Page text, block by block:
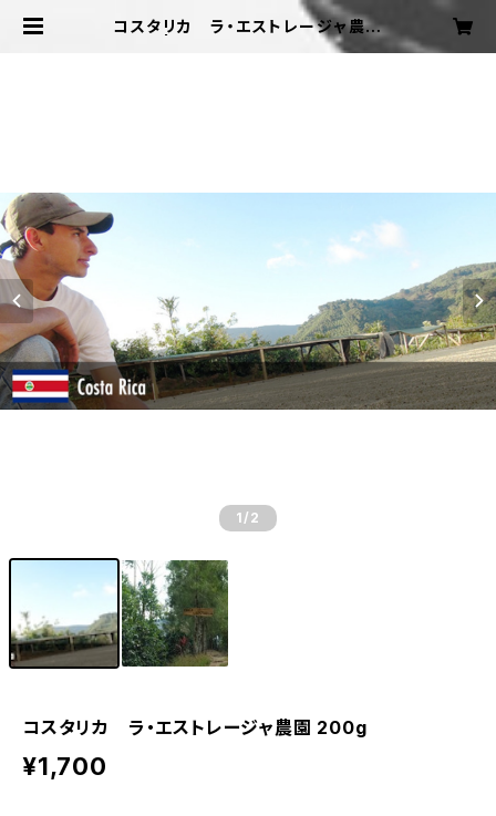
コスタリカ ラ・エストレージャ農園
200g | TOMONO COFFEE ONLI
1 /2
コスタリカ ラ・エストレージャ農園 200g
¥1,700